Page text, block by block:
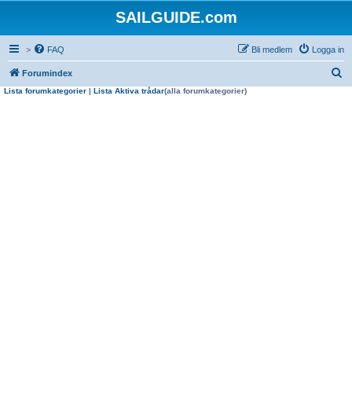
SAILGUIDE.com
> FAQ Logga in
Bli medlem
Forumindex
Lista forumkategorier | Lista Aktiva trådar(alla forumkategorier)